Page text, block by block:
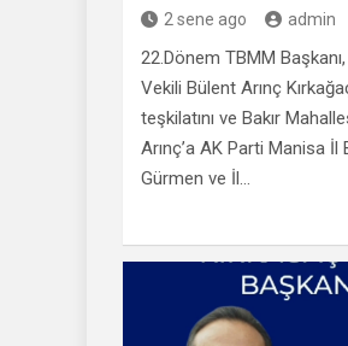
2 sene ago admin
22.Dönem TBMM
Vekili Bülent Arınç
teşkilatını ve Bakır
Arınç’a AK Parti Manisa İl
Gürmen ve İl…